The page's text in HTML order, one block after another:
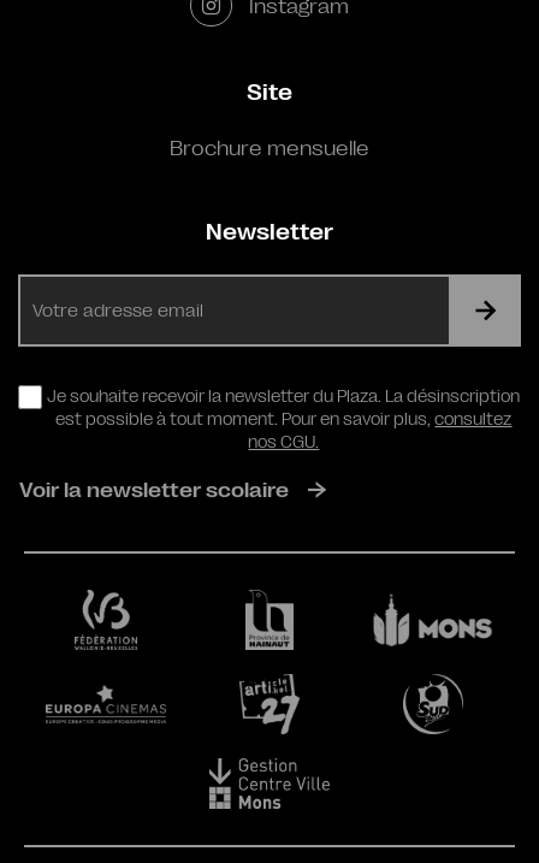
Instagram
Site
Brochure mensuelle
Newsletter
RGPD
Je souhaite recevoir la newsletter du Plaza. La désinscription
est possible à tout moment. Pour en savoir plus,consultez
nos CGU.
Voir la newsletter scolaire